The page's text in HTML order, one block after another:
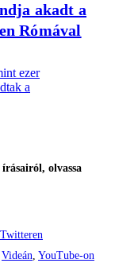
akadt a
Rómával
ezer
a
olvassa
Twitteren
Videán, YouTube-on